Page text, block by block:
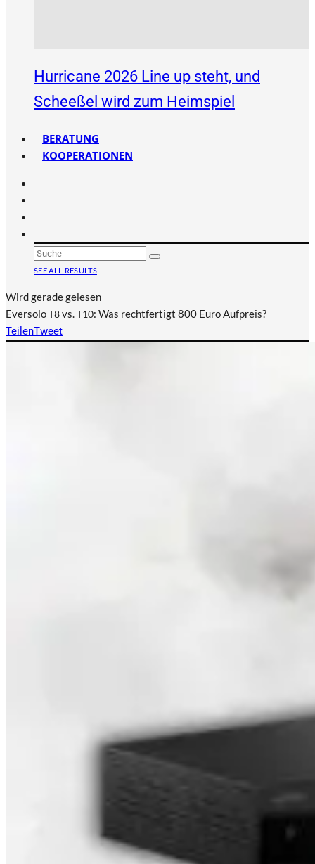
Hurricane 2026 Line up steht, und
Scheeßel wird zum Heimspiel
BERATUNG
KOOPERATIONEN
SEE ALL RESULTS
Wird gerade gelesen
EversoloT8vs.T10: Was rechtfertigt 800 Euro Aufpreis?
TeilenTweet